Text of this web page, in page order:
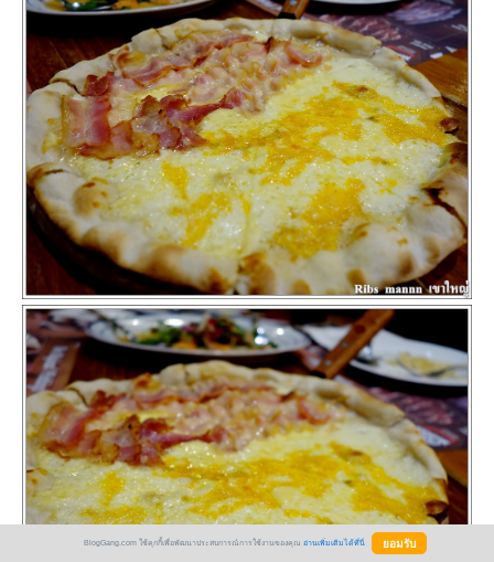
BlogGang.com ใช้คุกกี้เพื่อพัฒนาประสบการณ์การใช้งานของคุณ อ่านเพิ่มเติมได้ที่นี่